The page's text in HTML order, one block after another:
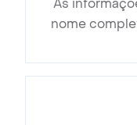
As
nome